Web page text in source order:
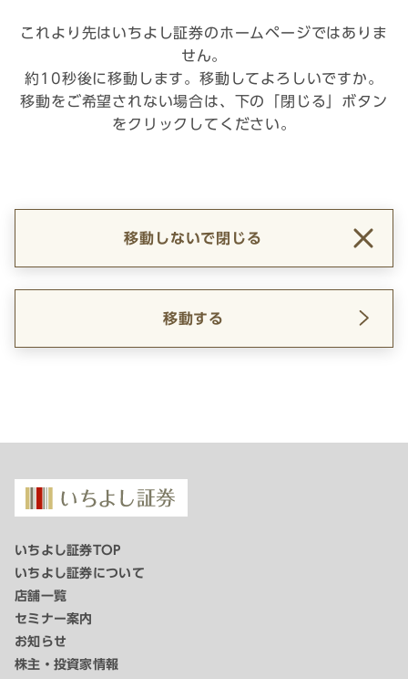
これより先はいちよし証券のホームページではありま
せん。
約10秒後に移動します。移動してよろしいですか。
移動をご希望されない場合は、下の「閉じる」ボタン
をクリックしてください。
移動しないで閉じる
移動する
いちよし証券TOP
いちよし証券について
店舗一覧
セミナー案内
お知らせ
株主・投資家情報